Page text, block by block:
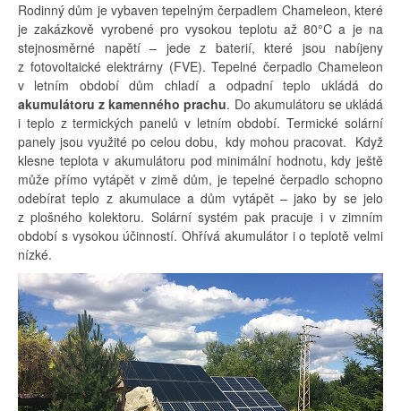
Rodinný dům je vybaven tepelným čerpadlem Chameleon, které
je zakázkově vyrobené pro vysokou teplotu až 80°C a je na
stejnosměrné napětí – jede z baterií, které jsou nabíjeny
z fotovoltaické elektrárny (FVE). Tepelné čerpadlo Chameleon
v letním období dům chladí a odpadní teplo ukládá do
akumulátoru z kamenného prachu. Do akumulátoru se ukládá
i teplo z termických panelů v letním období. Termické solární
panely jsou využité po celou dobu, kdy mohou pracovat. Když
klesne teplota v akumulátoru pod minimální hodnotu, kdy ještě
může přímo vytápět v zimě dům, je tepelné čerpadlo schopno
odebírat teplo z akumulace a dům vytápět – jako by se jelo
z plošného kolektoru. Solární systém pak pracuje i v zimním
období s vysokou účinností. Ohřívá akumulátor i o teplotě velmi
nízké.